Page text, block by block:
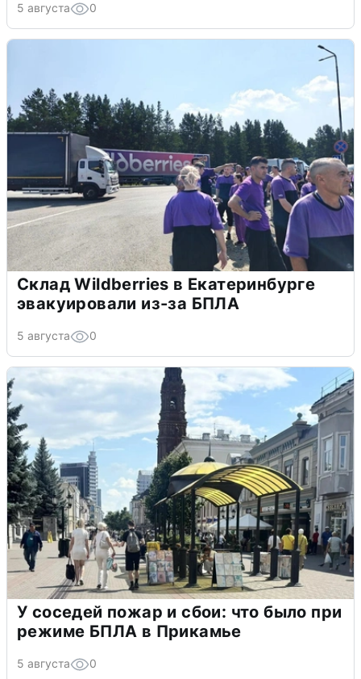
5 августа 0
Склад Wildberries в Екатеринбурге
эвакуировали из-за БПЛА
5 августа 0
У соседей пожар и сбои: что было при
режиме БПЛА в Прикамье
5 августа 0